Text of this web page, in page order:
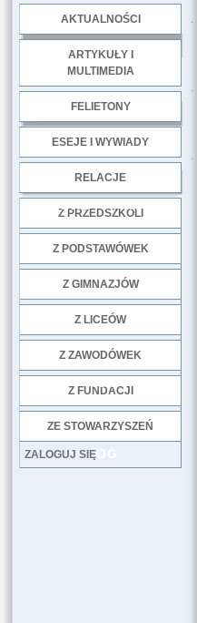
AKTUALNOŚCI
ARTYKUŁY I
MULTIMEDIA
FELIETONY
ESEJE I WYWIADY
RELACJE
Z PRZEDSZKOLI
Z PODSTAWÓWEK
Z GIMNAZJÓW
Z LICEÓW
Z ZAWODÓWEK
Z FUNDACJI
ZE STOWARZYSZEŃ
LOG
ZALOGUJ SIĘ